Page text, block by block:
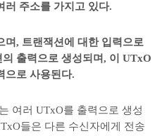
러 주소를 가지고 있다.
, 트랜잭션에 대한 입력으로
출력으로 생성되며, 이 UTxO
으로 사용된다.
여러 UTxO를 출력으로 생성
들은 다른 수신자에게 전송